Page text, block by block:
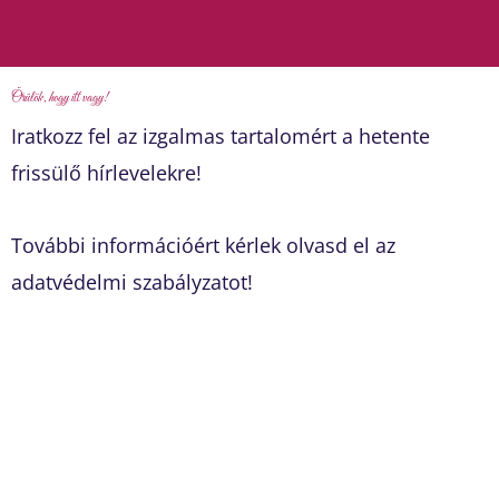
Örülök, hogy itt vagy!
Iratkozz fel az izgalmas tartalomért a hetente
frissülő hírlevelekre!
További információért kérlek olvasd el az
adatvédelmi szabályzatot!